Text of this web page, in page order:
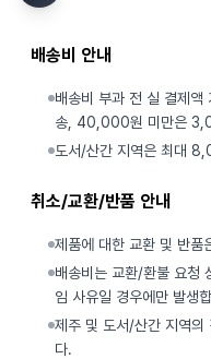
배송비 안내
배송비 부과 전 실 결제
송, 40,000원 미만은
도서/산간 지역은 최대
취소/교환/반품 안내
제품에 대한 교환 및 반품
배송비는 교환/환불 요청
임 사유일 경우에만 발생
제주 및 도서/산간 지역의
다.